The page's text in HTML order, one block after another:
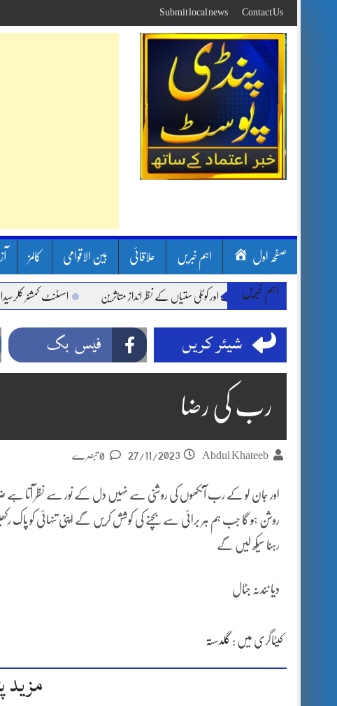
to
content
Contact Us
Submit local news
صفحہ اول اہم خبریں علاقائی بین الاقوامی کالمز
اہم خبریں
بارشیں، لینڈ سلائیڈنگ اور کوٹلی ستیاں کے نظر انداز متاثرین اسسٹنٹ کمشنر کلرسیداں
شیئر کریں فیس بک
رب کی رضا
Abdul Khateeb
27/11/2023
اور جان لو کے رب آنکھوں کی روشنی سے نہیں دل کے نور سے نظر آتا
روشن ہو گا جب ہم ہر برائی سے بچنے کی کوشش کریں گے اپنی تنہائی کو
رہنا سیکھ لیں گے
دیا نندنہ جٹال
کیٹاگری میں : گلدستہ
مزید